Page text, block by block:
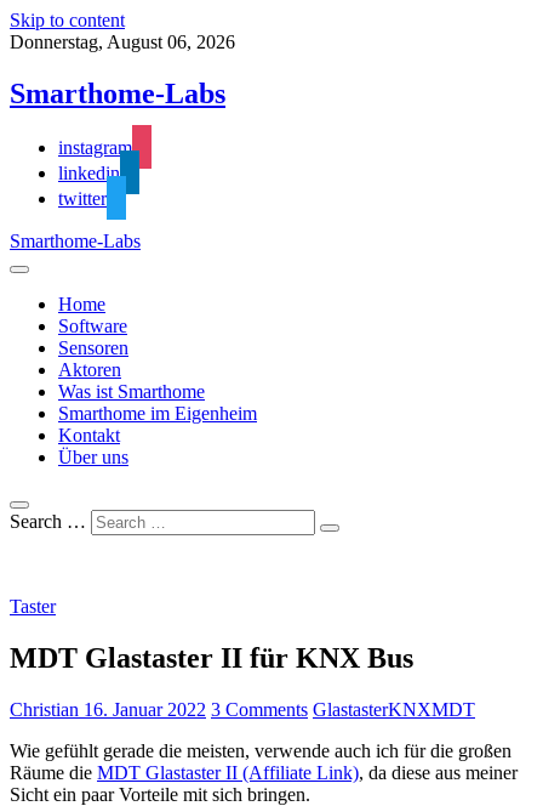
Skip to content
Donnerstag, August 06, 2026
Smarthome-Labs
instagram
linkedin
twitter
Smarthome-Labs
Home
Software
Sensoren
Aktoren
Was ist Smarthome
Smarthome im Eigenheim
Kontakt
Über uns
Search …
Taster
MDT Glastaster II für KNX Bus
Christian 16. Januar 2022 3 Comments GlastasterKNXMDT
Wie gefühlt gerade die meisten, verwende auch ich für die großen
Räume die MDT Glastaster II (Affiliate Link), da diese aus meiner
Sicht ein paar Vorteile mit sich bringen.